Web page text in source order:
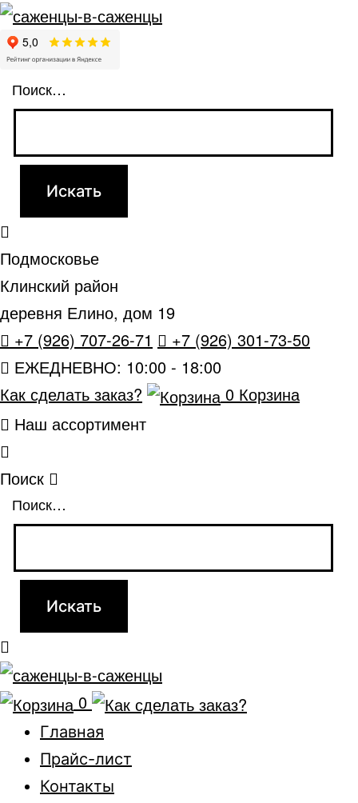
Поиск…
Подмосковье
Клинский район
деревня Елино, дом 19
+7 (926) 707-26-71
+7 (926) 301-73-50
ЕЖЕДНЕВНО: 10:00 - 18:00
Как сделать заказ?
0 Корзина
Наш ассортимент
Поиск
Поиск…
0
Главная
Прайс-лист
Контакты